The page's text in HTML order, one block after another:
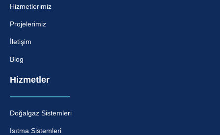
Hizmetlerimiz
Projelerimiz
İletişim
Blog
Hizmetler
Doğalgaz Sistemleri
Isıtma Sistemleri